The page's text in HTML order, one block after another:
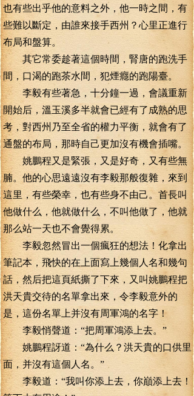
也有些出乎他的意料之外，他一時之間，有
些難以斷定，由誰來接手西州？心里正進行
布局和盤算。
其它常委趁著這個時間，腎唐的跑洗手
間，口渴的跑茶水間，犯煙癮的跑陽臺。
李毅有些著急，十分鐘一過，會議重新
開始后，溫玉溪多半就會已經有了成熟的思
考，對西州乃至全省的權力平衡，就會有了
通盤的布局，那時自己更加沒有機會插嘴。
姚鵬程又是緊張，又是好奇，又有些無
腩。他的心思遠遠沒有李毅那般復雜，來到
這里，有些榮幸，也有些身不由己。首長叫
他做什么，他就做什么，不叫他做了，他就
那么站一天也不會覺得累。
李毅忽然冒出一個瘋狂的想法！化拿出
筆記本，飛快的在上面寫上幾個人名和幾句
話，然后把這頁紙撕了下來，又叫姚鵬程把
洪天貴交待的名單拿出來，令李毅意外的
是，這份名單上并沒有周軍鴻的名字！
李毅悄聲道：“把周軍鴻添上去。”
姚鵬程訝道：“為什么？洪天貴的口供里
面，并沒有這個人名。”
李毅道：“我叫你添上去，你巔添上去！